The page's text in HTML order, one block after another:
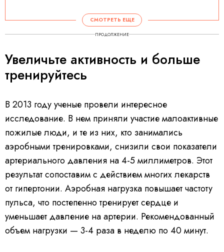
СМОТРЕТЬ ЕЩЕ
ПРОДОЛЖЕНИЕ
Увеличьте активность и больше
тренируйтесь
В 2013 году ученые провели интересное
исследование. В нем приняли участие малоактивные
пожилые люди, и те из них, кто занимались
аэробными тренировками, снизили свои показатели
артериального давления на 4-5 миллиметров. Этот
результат сопоставим с действием многих лекарств
от гипертонии. Аэробная нагрузка повышает частоту
пульса, что постепенно тренирует сердце и
уменьшает давление на артерии. Рекомендованный
объем нагрузки — 3-4 раза в неделю по 40 минут.